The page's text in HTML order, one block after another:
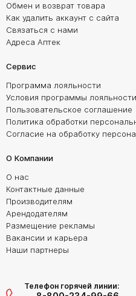
Обмен и возврат товара
Как удалить аккаунт с сайта
Связаться с нами
Адреса Аптек
Сервис
Программа лояльности
Условия программы лояльности
Пользовательское соглашение
Политика обработки
Согласие на обработку
О Компании
О нас
Контактные данные
Производителям
Арендодателям
Размещение рекламы
Вакансии и карьера
Наши партнеры
Телефон горячей линии: